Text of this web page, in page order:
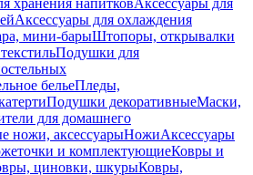
хранения напитковАксессуары для
Аксессуары для охлаждения
мини-барыШтопоры, открывалки
Подушки для
бельеПледы,
Подушки декоративныеМаски,
для домашнего
ножи, аксессуарыНожиАксессуары
и комплектующиеКовры и
циновки, шкурыКовры,